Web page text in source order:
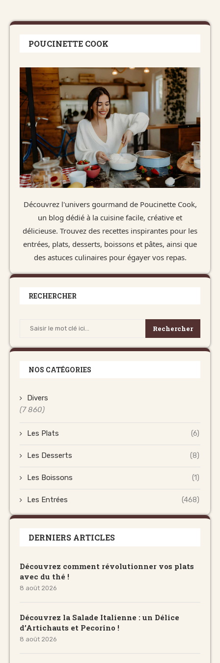
POUCINETTE COOK
Découvrez l'univers gourmand de Poucinette Cook,
un blog dédié à la cuisine facile, créative et
délicieuse. Trouvez des recettes inspirantes pour les
entrées, plats, desserts, boissons et pâtes, ainsi que
des astuces culinaires pour égayer vos repas.
RECHERCHER
Rechercher
NOS CATÉGORIES
Divers
(7 860)
Les Plats (6)
Les Desserts (8)
Les Boissons (1)
Les Entrées (468)
DERNIERS ARTICLES
Découvrez comment révolutionner vos plats
avec du thé !
8 août 2026
Découvrez la Salade Italienne : un Délice
d’Artichauts et Pecorino !
8 août 2026